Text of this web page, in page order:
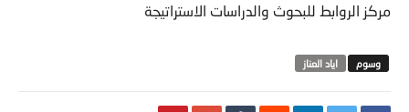
مركز الروابط للبحوث والدراسات الاستراتيجة
اياد العناز